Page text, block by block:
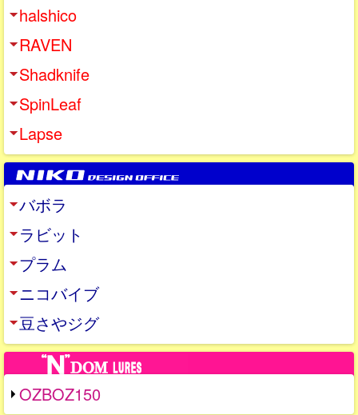
halshico
RAVEN
Shadknife
SpinLeaf
Lapse
バボラ
ラビット
プラム
ニコバイブ
豆さやジグ
OZBOZ150